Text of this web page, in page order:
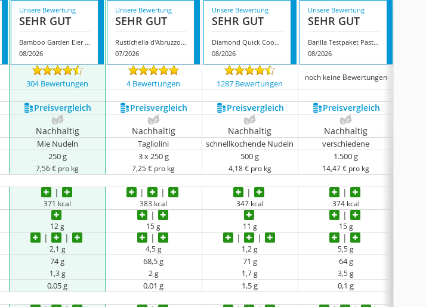
Unsere Bewertung
SEHR GUT
Bamboo Garden Eier Mie Nudeln
08/2026
Unsere Bewertung
SEHR GUT
Rustichella d'Abruzzo Tagliolini
07/2026
Unsere Bewertung
SEHR GUT
Diamond Quick Cooking Nudeln mit Ei
08/2026
Unsere Bewertung
SEHR GUT
Barilla Testpaket Pasta all' Uovo Le Emiliane, Eiernudeln
08/2026
304 Bewertungen 4 Bewertungen 1287 Bewertungen
noch keine Bewertungen
Preis­vergleich Preis­vergleich Preis­vergleich Preis­vergleich
Nachhaltig Nachhaltig Nachhaltig Nachhaltig
Mie Nudeln Tagliolini schnellkochende Nudeln verschiedene
250 g
7,56 € pro kg
3 x 250 g
7,25 € pro kg
500 g
4,18 € pro kg
1.500 g
14,47 € pro kg
371 kcal 383 kcal 347 kcal 374 kcal
12 g 15 g 11 g 15 g
2,1 g 4,5 g 1,2 g 5,5 g
74 g
1,3 g
68,5 g
2 g
71 g
1,7 g
64 g
3,5 g
0,05 g 0,01 g 1,5 g
0,1 g